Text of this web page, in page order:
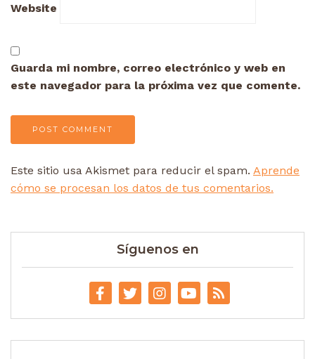
Website
Guarda mi nombre, correo electrónico y web en
este navegador para la próxima vez que comente.
Este sitio usa Akismet para reducir el spam. Aprende
cómo se procesan los datos de tus comentarios.
Síguenos en